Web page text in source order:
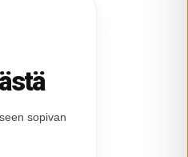
sopivan